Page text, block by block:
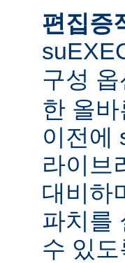
편집증
구성 옵
한 올
이전에
라이브
대비하
파치를
수 있